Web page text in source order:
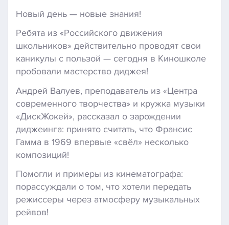
Новый день — новые знания!
Ребята из «Российского движения
школьников» действительно проводят свои
каникулы с пользой — сегодня в Киношколе
пробовали мастерство диджея!
Андрей Валуев, преподаватель из «Центра
современного творчества» и кружка музыки
«ДискЖокей», рассказал о зарождении
диджеинга: принято считать, что Франсис
Гамма в 1969 впервые «свёл» несколько
композиций!
Помогли и примеры из кинематографа:
порассуждали о том, что хотели передать
режиссеры через атмосферу музыкальных
рейвов!